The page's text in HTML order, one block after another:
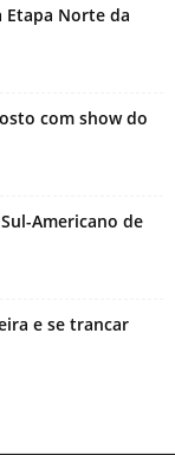
Etapa Norte da
com show do
Americano de
e se trancar